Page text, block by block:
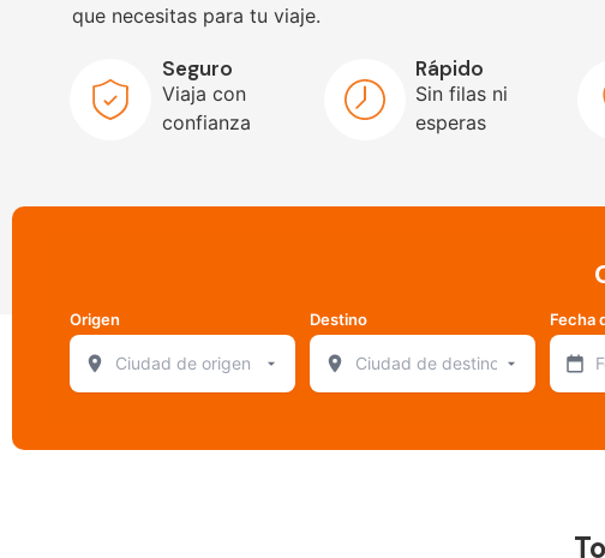
que necesitas para tu viaje.
Seguro
Viaja con
confianza
Rápido
Sin filas ni
esperas
Origen Destino Fecha